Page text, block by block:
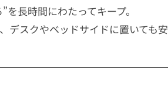
長時間にわたってキープ。
デスクやベッドサイドに置いても安